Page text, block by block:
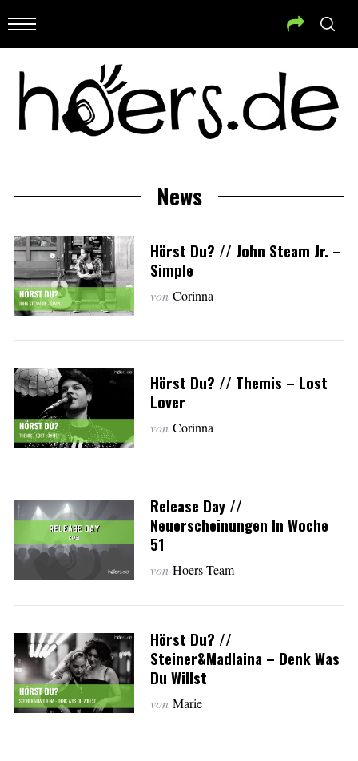
News
Hörst Du? // John Steam Jr. –
Simple
von Corinna
Hörst Du? // Themis – Lost
Lover
von Corinna
Release Day //
Neuerscheinungen In Woche
51
von Hoers Team
Hörst Du? //
Steiner&Madlaina – Denk Was
Du Willst
von Marie